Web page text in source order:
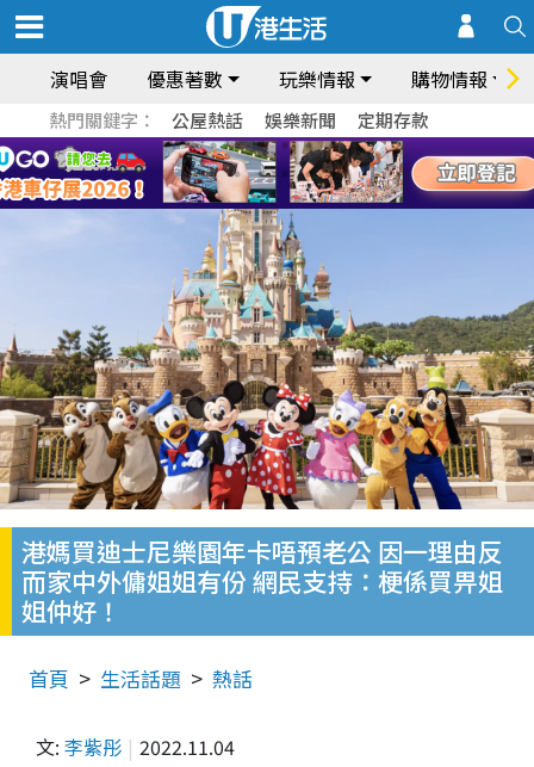
演唱會 優惠著數 玩樂情報 購物情報
熱門關鍵字： 公屋熱話 娛樂新聞 定期存款
港媽買迪士尼樂園年卡唔預老公 因一理由反
而家中外傭姐姐有份 網民支持：梗係買畀姐
姐仲好！
首頁 生活話題 熱話
文: 李紫彤 2022.11.04